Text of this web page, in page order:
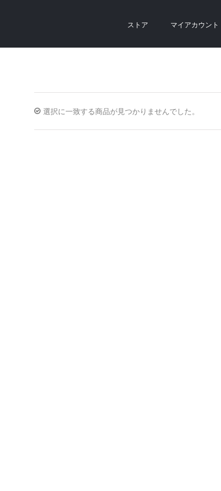
ストア マイアカウント
選択に一致する商品が見つかりませんでした。